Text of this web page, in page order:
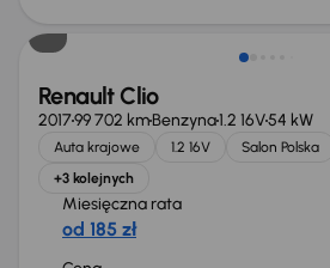
Renault Clio
201799 702 kmBenzyna1.2 16V54 kW
Auta krajowe 1.2 16V Salon Polska
+3 kolejnych
Miesięczna rata
od 185 zł